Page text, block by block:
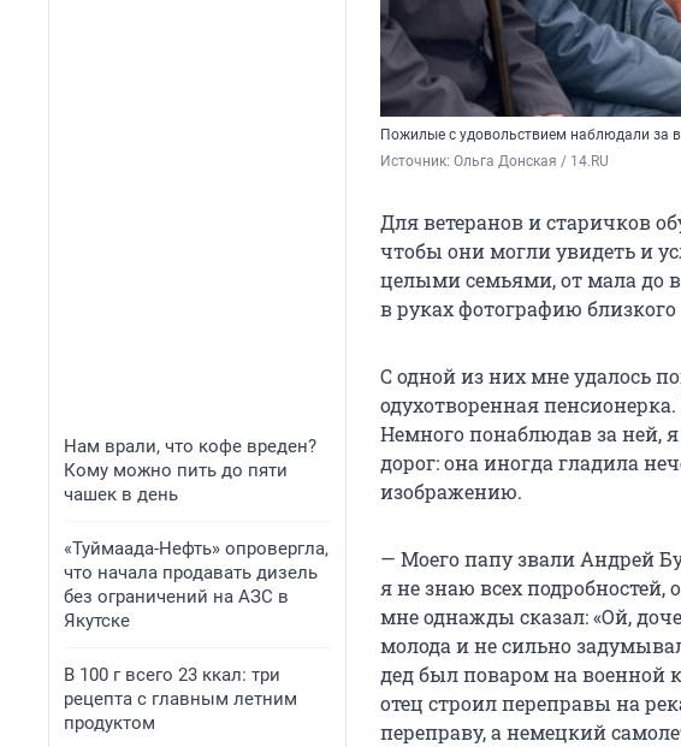
Нам врали, что кофе вреден?
Кому можно пить до пяти
чашек в день
«Туймаада-Нефть» опровергла,
что начала продавать дизель
без ограничений на АЗС в
Якутске
В 100 г всего 23 ккал: три
рецепта с главным летним
продуктом
Пожилые с удовольствием наблюдали за
Источник: Ольга Донская / 14.RU
Для ветеранов и старичков
чтобы они могли увидеть и
целыми семьями, от мала до
в руках фотографию близкого
С одной из них мне удалось
одухотворенная
Немного понаблюдав за ней,
дорог: она иногда гладила
изображению.
— Моего папу звали Андрей
я не знаю всех
мне однажды сказал: «Ой,
молода и не сильно
дед был поваром на военной
отец строил переправы на
переправу, а немецкий